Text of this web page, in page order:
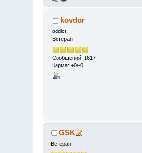
kovdor
addict
Ветеран
Сообщений: 1617
Карма: +0/-0
GSK
Ветеран